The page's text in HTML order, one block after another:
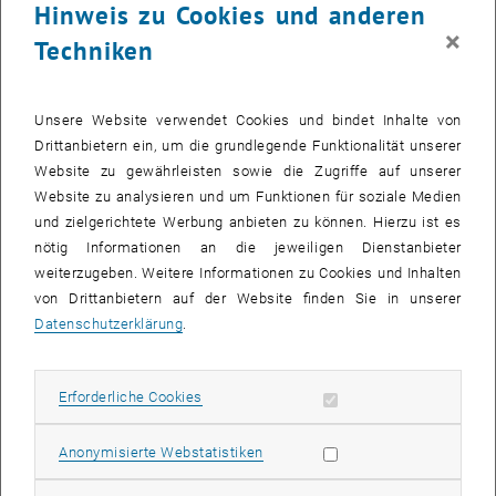
Bild
dynamisch entwickelt. Eine neue Studie des Forschungsbereichs
Finanzwissenschaft und Infrastrukturpolitik im Auftrag der
Arbeiterkammer untersucht den Neubau der Jahre 2018-2021
entlang ausgewählter Dimensionen. Dies umfasst die räumliche
Verteilung, die Rechtsform, das Verhältnis von gefördertem und
Hinweis zu Cookies und anderen
Techniken
×
Unsere Website verwendet Cookies und bindet Inhalte von
Drittanbietern ein, um die grundlegende Funktionalität unserer
Website zu gewährleisten sowie die Zugriffe auf unserer
Website zu analysieren und um Funktionen für soziale Medien
und zielgerichtete Werbung anbieten zu können. Hierzu ist es
nötig Informationen an die jeweiligen Dienstanbieter
weiterzugeben. Weitere Informationen zu Cookies und Inhalten
von Drittanbietern auf der Website finden Sie in unserer
Datenschutzerklärung
Erforderliche Cookies Erforderliche Cookies zulassen
Anonymisierte WebstatistikenStatistik Cookies zulassen